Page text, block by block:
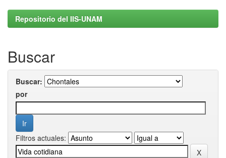
Repositorio del IIS-UNAM
Buscar
Buscar:
por
Filtros actuales: